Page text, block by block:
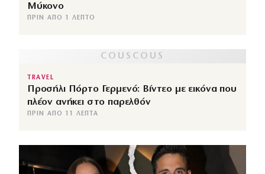
Μύκονο
ΠΡΙΝ ΑΠΌ 1 ΛΕΠΤΌ
TRAVEL
Προσήλι Πόρτο Γερμενό: Βίντεο με εικόνα που
πλέον ανήκει στο παρελθόν
ΠΡΙΝ ΑΠΌ 11 ΛΕΠΤΆ